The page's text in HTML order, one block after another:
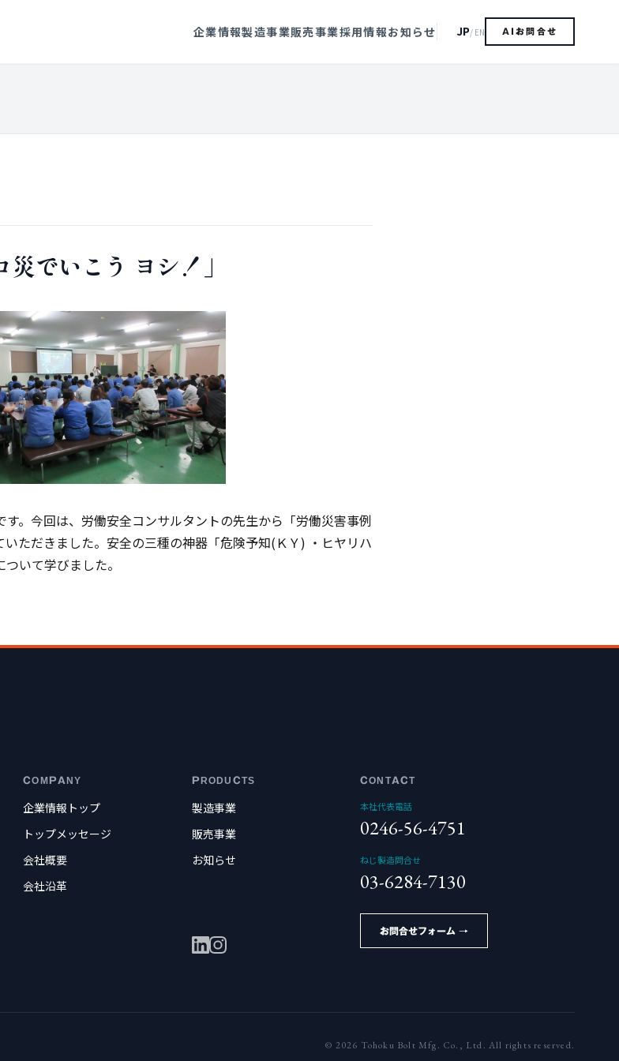
企業情報製造事業販売事業採用情報お知らせ JP/ EN AIお問合せ
でいこう ヨシ！」
す。今回は、労働安全コンサルタントの先生から「労働災害事例
ただきました。安全の三種の神器「危険予知(ＫＹ) ・ヒヤリハ
いて学びました。
COMPANY PRODUCTS CONTACT
企業情報トップ
トップメッセージ
会社概要
会社沿革
製造事業
販売事業
お知らせ
本社代表電話
0246-56-4751
ねじ製造問合せ
03-6284-7130
お問合せフォーム →
© 2026 Tohoku Bolt Mfg. Co., Ltd. All rights reserved.